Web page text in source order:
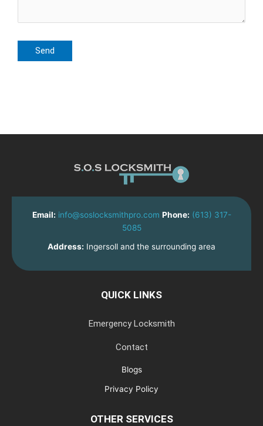
Email: info@soslocksmithpro.com Phone: (613) 317-
5085
Address: Ingersoll and the surrounding area
QUICK LINKS
Emergency Locksmith
Contact
Blogs
Privacy Policy
OTHER SERVICES